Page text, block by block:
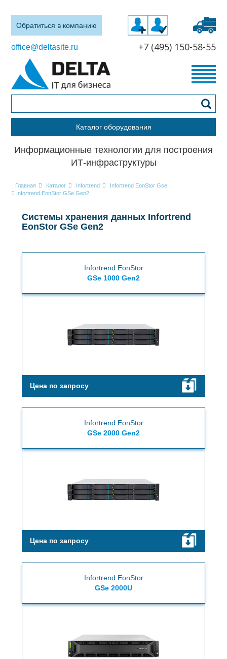
Обратиться в компанию
office@deltasite.ru +7 (495) 150-58-55
Каталог оборудования
Информационные технологии для построения
ИТ-инфраструктуры
Главная Каталог Infortrend
Infortrend EonStor Gse
Infortrend EonStor GSe Gen2
Системы хранения данных Infortrend
EonStor GSe Gen2
Infortrend EonStor
GSe 1000 Gen2
Цена по запросу
Infortrend EonStor
GSe 2000 Gen2
Цена по запросу
Infortrend EonStor
GSe 2000U